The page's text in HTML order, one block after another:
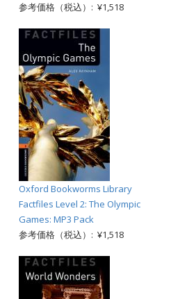
参考価格（税込）: ¥1,518
Oxford Bookworms Library
Factfiles Level 2: The Olympic
Games: MP3 Pack
参考価格（税込）: ¥1,518